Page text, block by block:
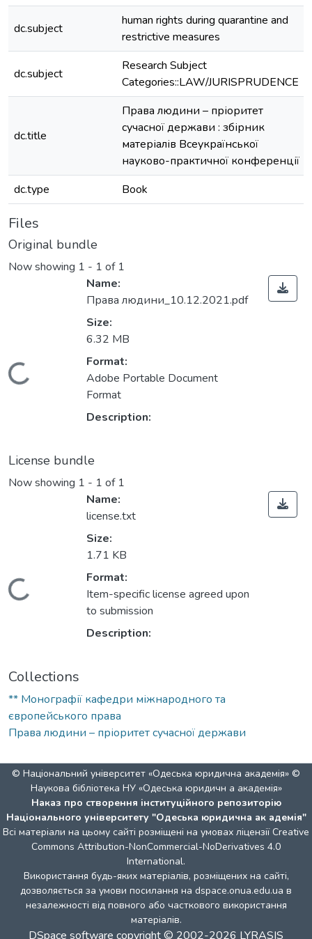
dc.subject
human rights during quarantine and
restrictive measures
dc.subject
Research Subject
Categories::LAW/JURISPRUDENCE
dc.title
Права людини – пріоритет
сучасної держави : збірник
матеріалів Всеукраїнської
науково-практичної конференції
dc.type
Book
Files
Original bundle
Now showing 1 - 1 of 1
Loading...
Name:
Права людини_10.12.2021.pdf
Size:
6.32 MB
Format:
Adobe Portable Document
Format
Description:
License bundle
Now showing 1 - 1 of 1
Loading...
Name:
license.txt
Size:
1.71 KB
Format:
Item-specific license agreed upon
to submission
Description:
Collections
** Монографії кафедри міжнародного та
європейського права
Права людини – пріоритет сучасної держави
© Національний університет «Одеська юридична академія» ©
Наукова бібліотека НУ «Одеська юридичн а академія»
Наказ про створення інституційного репозиторію
Національного університету "Одеська юридична ак адемія"
Всі матеріали на цьому сайті розміщені на умовах ліцензії Creative
Commons Attribution-NonCommercial-NoDerivatives 4.0
International.
Використання будь-яких матеріалів, розміщених на сайті,
дозволяється за умови посилання на dspace.onua.edu.ua в
незалежності від повного або часткового використання
матеріалів.
DSpace software copyright © 2002-2026 LYRASIS